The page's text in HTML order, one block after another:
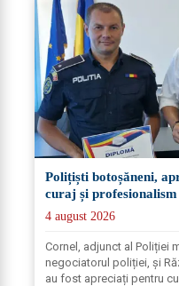
Polițiști botoșăneni,
curaj și profesionalism
4 august 2026
Cornel, adjunct al Poliției
negociatorul poliției, și
au fost apreciați pentru